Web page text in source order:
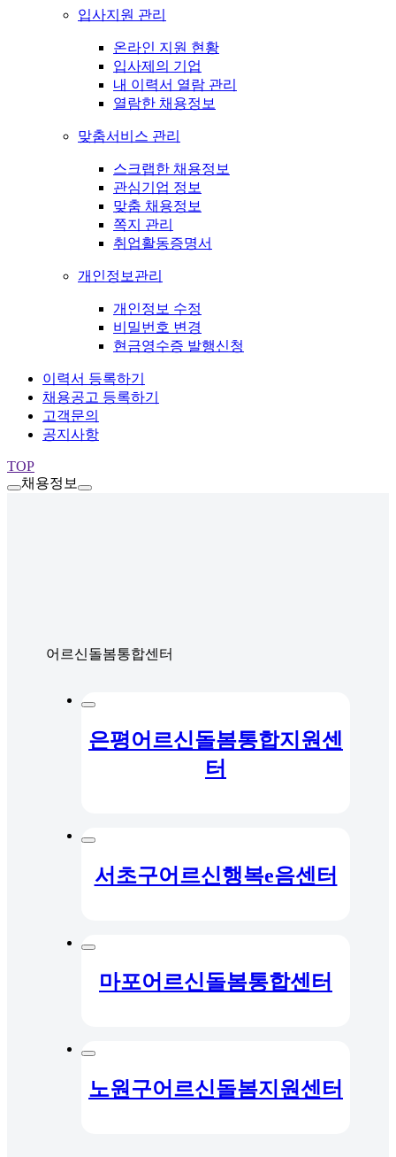
입사지원 관리
온라인 지원 현황
입사제의 기업
내 이력서 열람 관리
열람한 채용정보
맞춤서비스 관리
스크랩한 채용정보
관심기업 정보
맞춤 채용정보
쪽지 관리
취업활동증명서
개인정보관리
개인정보 수정
비밀번호 변경
현금영수증 발행신청
이력서 등록하기
채용공고 등록하기
고객문의
공지사항
TOP
채용정보
어르신돌봄통합센터
은평어르신돌봄통합지원센
터
서초구어르신행복e음센터
마포어르신돌봄통합센터
노원구어르신돌봄지원센터